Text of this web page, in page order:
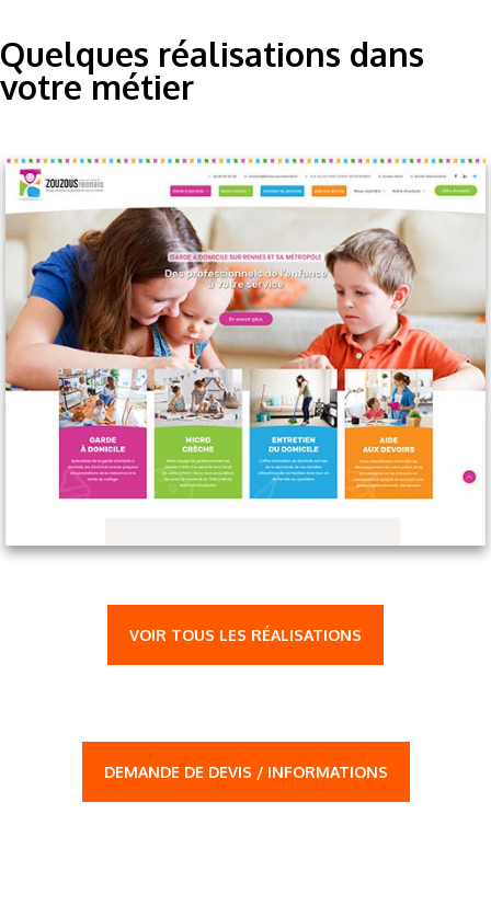
Quelques réalisations dans
votre métier
VOIR TOUS LES RÉALISATIONS
DEMANDE DE DEVIS / INFORMATIONS